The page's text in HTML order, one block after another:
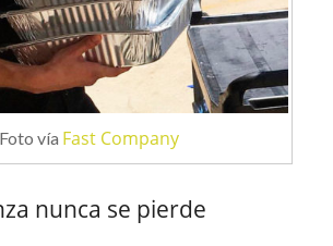
Foto vía Fast Company
nunca se pierde